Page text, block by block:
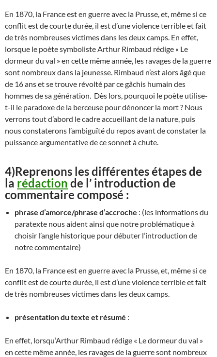
En 1870, la France est en guerre avec la Prusse, et, même si ce
conflit est de courte durée, il est d’une violence terrible et fait
de très nombreuses victimes dans les deux camps. En effet,
lorsque le poète symboliste Arthur Rimbaud rédige « Le
dormeur du val » en cette même année, les ravages de la guerre
sont nombreux dans la jeunesse. Rimbaud n’est alors âgé que
de 16 ans et se trouve révolté par ce gâchis humain des
hommes de sa génération. Dès lors, pourquoi le poète utilise-
t-il le paradoxe de la berceuse pour dénoncer la mort ? Nous
verrons tout d’abord le cadre accueillant de la nature, puis
nous constaterons l’ambiguïté du repos avant de constater la
puissance argumentative de ce sonnet à chute.
4)Reprenons les différentes étapes de
la rédaction de l’ introduction de
commentaire composé :
phrase d’amorce/phrase d’accroche : (les informations du
paratexte nous aident ainsi que notre problématique à
choisir l’angle historique pour débuter l’introduction de
notre commentaire)
En 1870, la France est en guerre avec la Prusse, et, même si ce
conflit est de courte durée, il est d’une violence terrible et fait
de très nombreuses victimes dans les deux camps.
présentation du texte et résumé :
En effet, lorsqu’Arthur Rimbaud rédige « Le dormeur du val »
en cette même année, les ravages de la guerre sont nombreux